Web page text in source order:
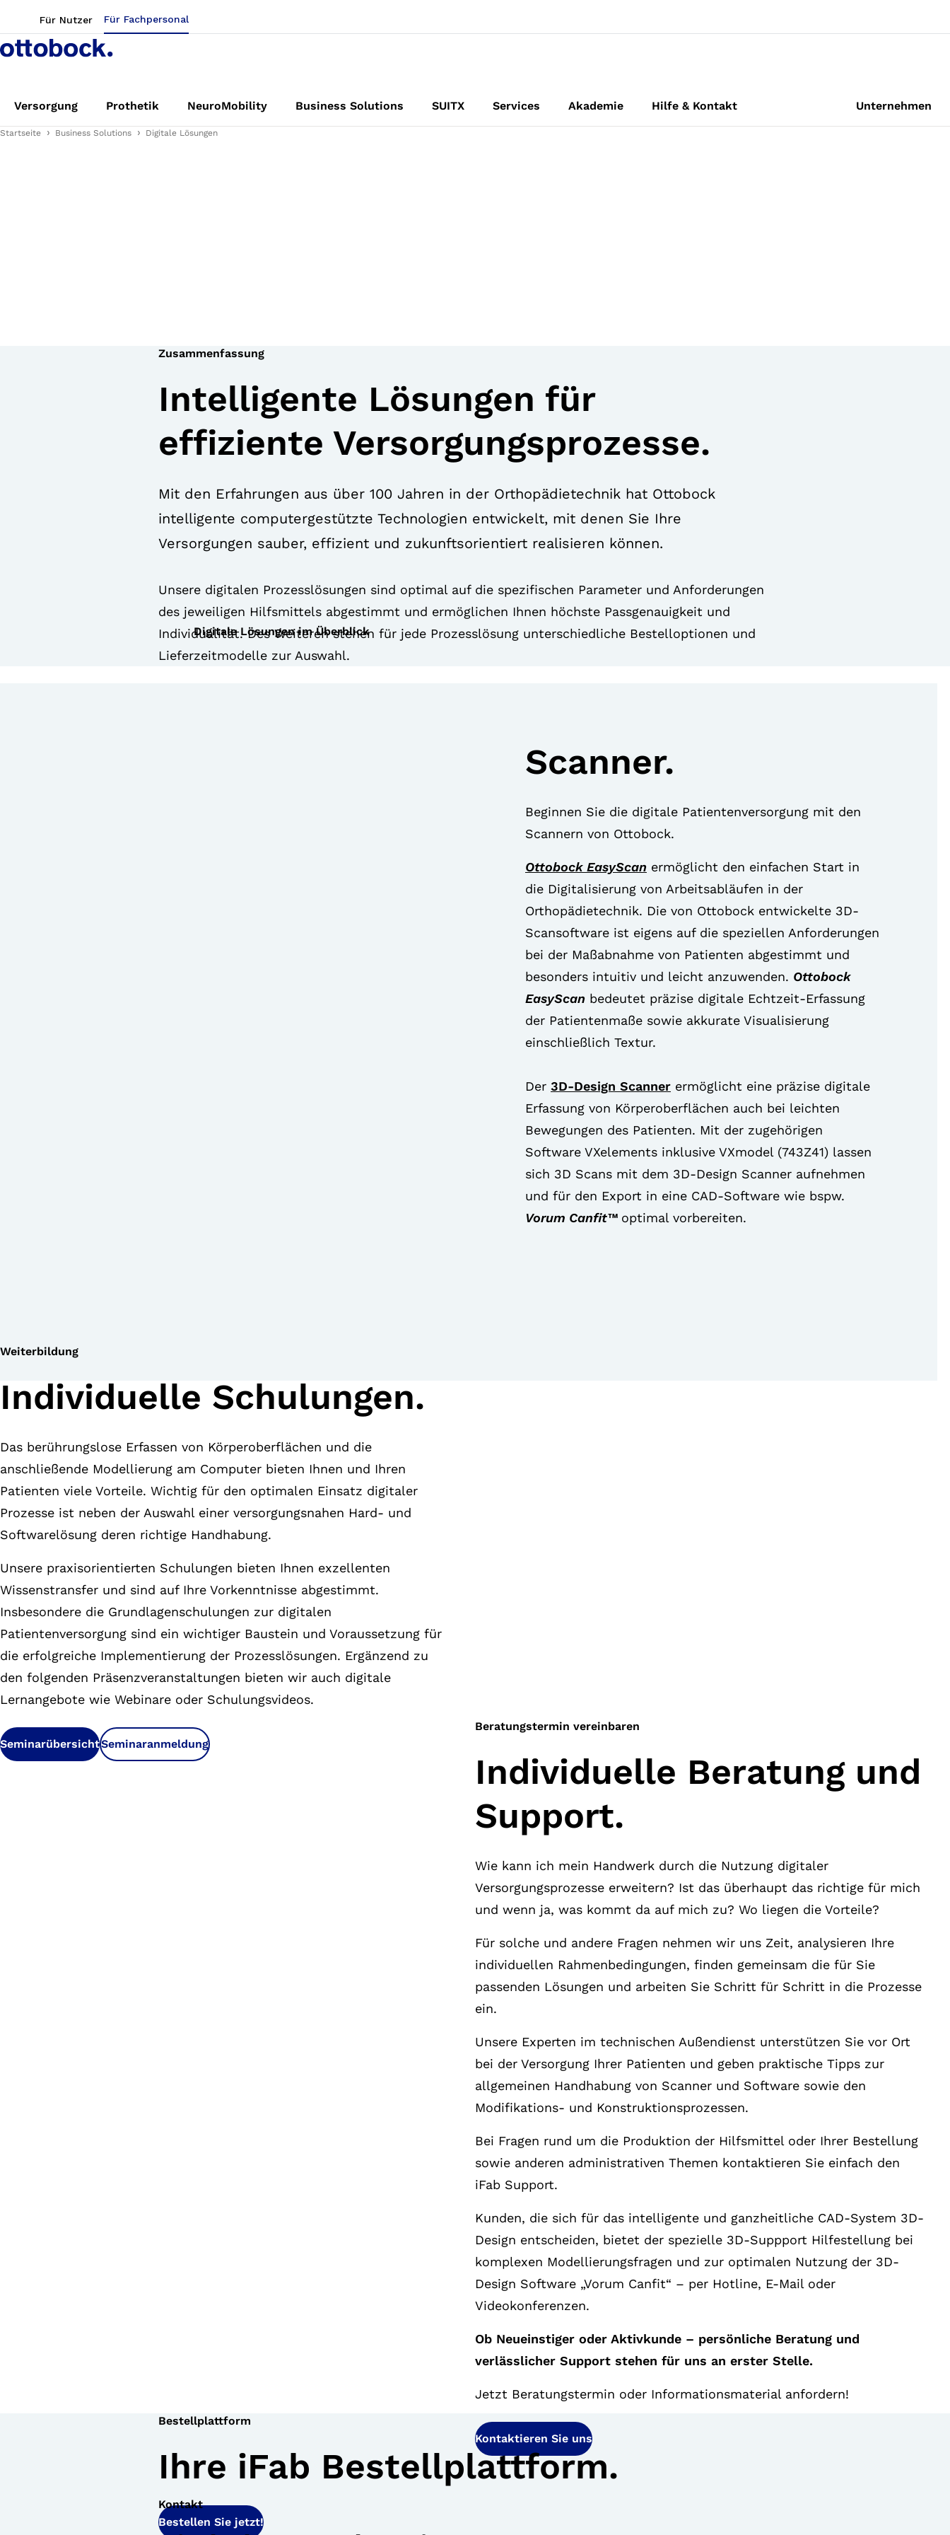
Für Nutzer Für Fachpersonal
Versorgung Prothetik NeuroMobility Business Solutions SUITX Services Akademie Hilfe & Kontakt Unternehmen
Startseite Business Solutions Digitale Lösungen
Zusammenfassung
Intelligente Lösungen für
effiziente Versorgungsprozesse.
Mit den Erfahrungen aus über 100 Jahren in der Orthopädietechnik hat Ottobock
intelligente computergestützte Technologien entwickelt, mit denen Sie Ihre
Versorgungen sauber, effizient und zukunftsorientiert realisieren können.
Unsere digitalen Prozesslösungen sind optimal auf die spezifischen Parameter und Anforderungen
des jeweiligen Hilfsmittels abgestimmt und ermöglichen Ihnen höchste Passgenauigkeit und
Individualität. Des Weiteren stehen für jede Prozesslösung unterschiedliche Bestelloptionen und
Lieferzeitmodelle zur Auswahl.
Digitale Lösungen im Überblick
Scanner.
Beginnen Sie die digitale Patientenversorgung mit den
Scannern von Ottobock.
Ottobock EasyScan ermöglicht den einfachen Start in
die Digitalisierung von Arbeitsabläufen in der
Orthopädietechnik. Die von Ottobock entwickelte 3D-
Scansoftware ist eigens auf die speziellen Anforderungen
bei der Maßabnahme von Patienten abgestimmt und
besonders intuitiv und leicht anzuwenden. Ottobock
EasyScan bedeutet präzise digitale Echtzeit-Erfassung
der Patientenmaße sowie akkurate Visualisierung
einschließlich Textur.
Der 3D-Design Scanner ermöglicht eine präzise digitale
Erfassung von Körperoberflächen auch bei leichten
Bewegungen des Patienten. Mit der zugehörigen
Software VXelements inklusive VXmodel (743Z41) lassen
sich 3D Scans mit dem 3D-Design Scanner aufnehmen
und für den Export in eine CAD-Software wie bspw.
Vorum Canfit™optimal vorbereiten.
Weiterbildung
Individuelle Schulungen.
Das berührungslose Erfassen von Körperoberflächen und die
anschließende Modellierung am Computer bieten Ihnen und Ihren
Patienten viele Vorteile. Wichtig für den optimalen Einsatz digitaler
Prozesse ist neben der Auswahl einer versorgungsnahen Hard- und
Softwarelösung deren richtige Handhabung.
Unsere praxisorientierten Schulungen bieten Ihnen exzellenten
Wissenstransfer und sind auf Ihre Vorkenntnisse abgestimmt.
Insbesondere die Grundlagenschulungen zur digitalen
Patientenversorgung sind ein wichtiger Baustein und Voraussetzung für
die erfolgreiche Implementierung der Prozesslösungen. Ergänzend zu
den folgenden Präsenzveranstaltungen bieten wir auch digitale
Lernangebote wie Webinare oder Schulungsvideos.
SeminarübersichtSeminaranmeldung
Beratungstermin vereinbaren
Individuelle Beratung und
Support.
Wie kann ich mein Handwerk durch die Nutzung digitaler
Versorgungsprozesse erweitern? Ist das überhaupt das richtige für mich
und wenn ja, was kommt da auf mich zu? Wo liegen die Vorteile?
Für solche und andere Fragen nehmen wir uns Zeit, analysieren Ihre
individuellen Rahmenbedingungen, finden gemeinsam die für Sie
passenden Lösungen und arbeiten Sie Schritt für Schritt in die Prozesse
ein.
Unsere Experten im technischen Außendienst unterstützen Sie vor Ort
bei der Versorgung Ihrer Patienten und geben praktische Tipps zur
allgemeinen Handhabung von Scanner und Software sowie den
Modifikations- und Konstruktionsprozessen.
Bei Fragen rund um die Produktion der Hilfsmittel oder Ihrer Bestellung
sowie anderen administrativen Themen kontaktieren Sie einfach den
iFab Support.
Kunden, die sich für das intelligente und ganzheitliche CAD-System 3D-
Design entscheiden, bietet der spezielle 3D-Suppport Hilfestellung bei
komplexen Modellierungsfragen und zur optimalen Nutzung der 3D-
Design Software „Vorum Canfit“ – per Hotline, E-Mail oder
Videokonferenzen.
Ob Neueinstiger oder Aktivkunde – persönliche Beratung und
verlässlicher Support stehen für uns an erster Stelle.
Jetzt Beratungstermin oder Informationsmaterial anfordern!
Kontaktieren Sie uns
Bestellplattform
Ihre iFab Bestellplattform.
Bestellen Sie jetzt!
Kontakt